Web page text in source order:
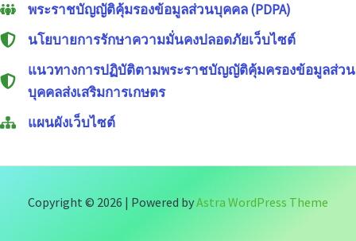
พระราชบัญญัติคุ้มรองข้อมูลส่วนบุคคล (PDPA)
นโยบายการรักษาความมั่นคงปลอดภัยเว็บไซต์
แนวทางการปฏิบัติตามพระราชบัญญัติคุ้มครองข้อมูลส่วน
บุคคลส่งเสริมการเกษตร
แผนผังเว็บไซต์
Copyright © 2026 | Powered byAstra WordPress Theme